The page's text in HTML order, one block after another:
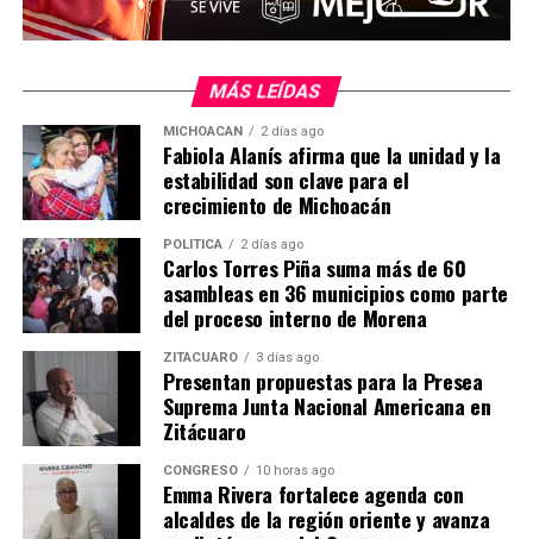
Ademas de dice que colate se quedo con todo lo de la
casa de Madrid, incluyendo las cosas personales de la
cantante y que los muebles se los regalo a sus familiares.
lametiche.com
Comparte con:
MÁS LEÍDAS
MICHOACÁN 2 días ago
Fabiola Alanís afirma que la unidad y la
estabilidad son clave para el
crecimiento de Michoacán
POLÍTICA 2 días ago
Carlos Torres Piña suma más de 60
asambleas en 36 municipios como parte
del proceso interno de Morena
ZITÁCUARO 3 días ago
Presentan propuestas para la Presea
Suprema Junta Nacional Americana en
Zitácuaro
CONGRESO 10 horas ago
Emma Rivera fortalece agenda con
alcaldes de la región oriente y avanza